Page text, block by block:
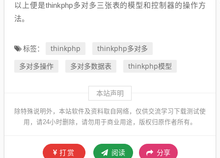
以上便是thinkphp多对多三张表的模型和控制器的操作方
法。
标签： thinkphp
thinkphp多对多
多对多操作
多对多数据表 thinkphp模型
本站声明
除特殊说明外，本站软件及资料取自网络，仅供交流学习下载测试使
用，请24小时删除，请勿用于商业用途，版权归原作者所有。
打赏 阅读 分享